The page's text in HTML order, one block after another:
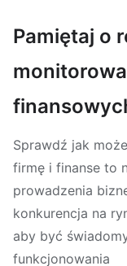
Pamiętaj o
Sprawdź jak
firmę i finanse to
prowadzenia
konkurencja na
aby być
funkcjonowania